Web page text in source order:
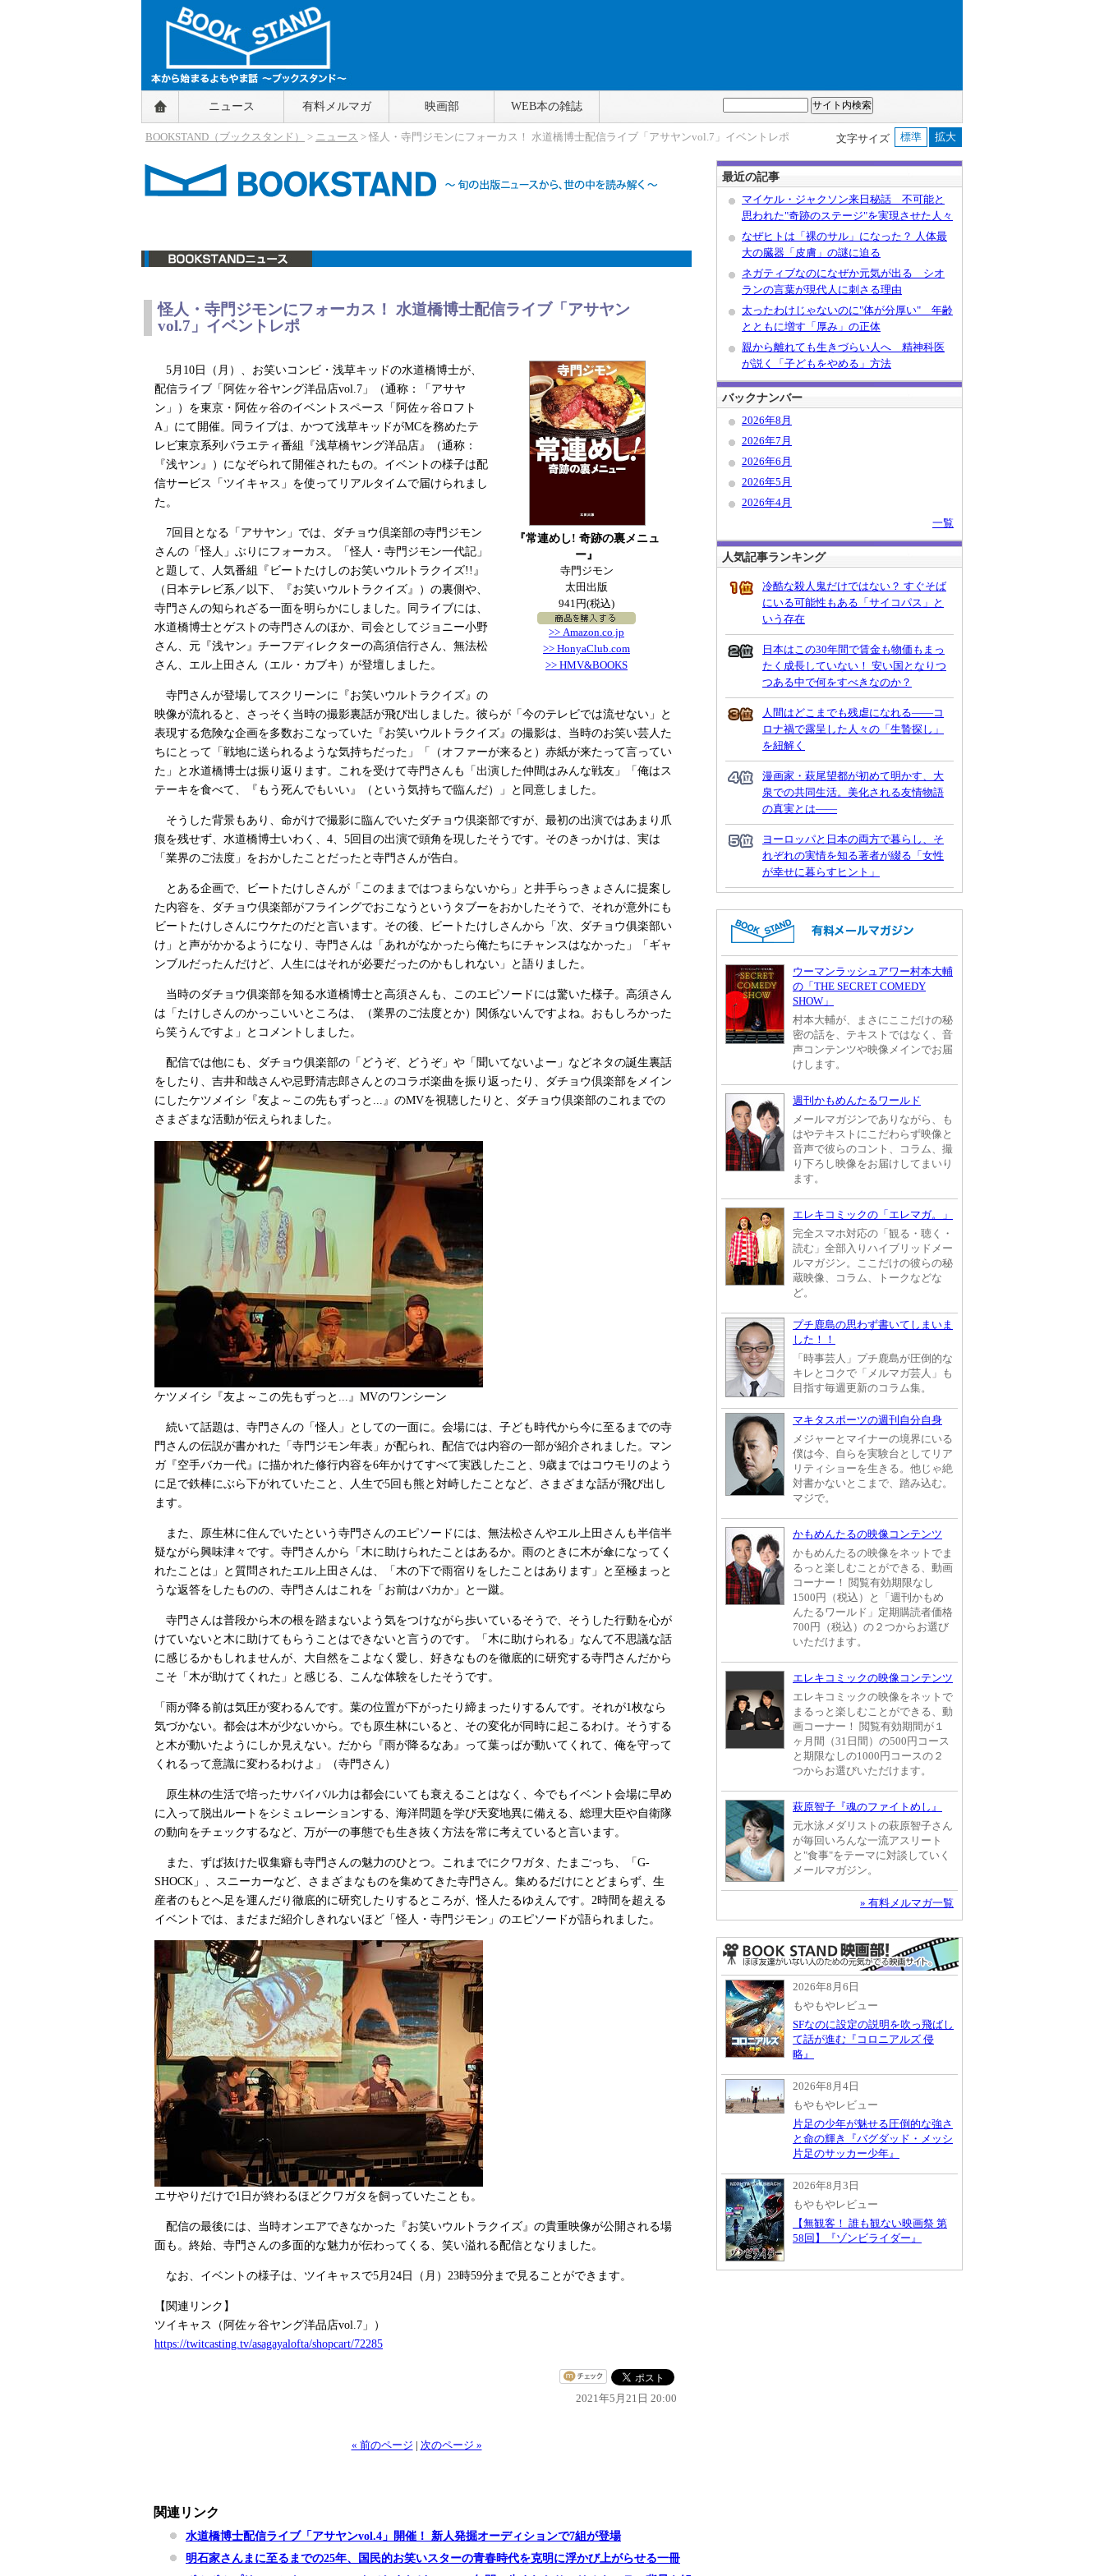
BOOKSTAND（ブックスタンド）
～本から始まるよもやま話～
BOOKSTAND（ブ
ニュース 有料メルマガ 映画部 WEB本の雑誌
文字サイズ 標準 拡大
BOOKSTAND（ブックスタンド） > ニュース > 怪人・寺門ジモンにフォーカス！ 水道橋博士配信ライブ「アサヤンvol.7」イベントレポ
怪人・寺門ジモンにフォーカス！ 水道橋博士配信ライブ「アサヤン
vol.7」イベントレポ
『常連めし! 奇跡の裏メニュ
ー』
寺門ジモン
太田出版
941円(税込)
>> Amazon.co.jp
>> HonyaClub.com
>> HMV&BOOKS
5月10日（月）、お笑いコンビ・浅草キッドの水道橋博士が、
配信ライブ「阿佐ヶ谷ヤング洋品店vol.7」（通称：「アサヤ
ン」）を東京・阿佐ヶ谷のイベントスペース「阿佐ヶ谷ロフト
A」にて開催。同ライブは、かつて浅草キッドがMCを務めたテ
レビ東京系列バラエティ番組『浅草橋ヤング洋品店』（通称：
『浅ヤン』）になぞられて開催されたもの。イベントの様子は配
信サービス「ツイキャス」を使ってリアルタイムで届けられまし
た。
7回目となる「アサヤン」では、ダチョウ倶楽部の寺門ジモン
さんの「怪人」ぶりにフォーカス。「怪人・寺門ジモン一代記」
と題して、人気番組『ビートたけしのお笑いウルトラクイズ!!』
（日本テレビ系／以下、『お笑いウルトラクイズ』）の裏側や、
寺門さんの知られざる一面を明らかにしました。同ライブには、
水道橋博士とゲストの寺門さんのほか、司会としてジョニー小野
さん、元『浅ヤン』チーフディレクターの高須信行さん、無法松
さん、エル上田さん（エル・カブキ）が登壇しました。
寺門さんが登場してスクリーンに『お笑いウルトラクイズ』の
映像が流れると、さっそく当時の撮影裏話が飛び出しました。彼らが「今のテレビでは流せない」と
表現する危険な企画を多数おこなっていた『お笑いウルトラクイズ』の撮影は、当時のお笑い芸人た
ちにとって「戦地に送られるような気持ちだった」「（オファーが来ると）赤紙が来たって言ってい
た」と水道橋博士は振り返ります。これを受けて寺門さんも「出演した仲間はみんな戦友」「俺はス
テーキを食べて、『もう死んでもいい』（という気持ちで臨んだ）」と同意しました。
そうした背景もあり、命がけで撮影に臨んでいたダチョウ倶楽部ですが、最初の出演ではあまり爪
痕を残せず、水道橋博士いわく、4、5回目の出演で頭角を現したそうです。そのきっかけは、実は
「業界のご法度」をおかしたことだったと寺門さんが告白。
とある企画で、ビートたけしさんが「このままではつまらないから」と井手らっきょさんに提案し
た内容を、ダチョウ倶楽部がフライングでおこなうというタブーをおかしたそうで、それが意外にも
ビートたけしさんにウケたのだと言います。その後、ビートたけしさんから「次、ダチョウ俱楽部い
け」と声がかかるようになり、寺門さんは「あれがなかったら俺たちにチャンスはなかった」「ギャ
ンブルだったんだけど、人生にはそれが必要だったのかもしれない」と語りました。
当時のダチョウ俱楽部を知る水道橋博士と高須さんも、このエピソードには驚いた様子。高須さん
は「たけしさんのかっこいいところは、（業界のご法度とか）関係ないんですよね。おもしろかった
ら笑うんですよ」とコメントしました。
配信では他にも、ダチョウ俱楽部の「どうぞ、どうぞ」や「聞いてないよー」などネタの誕生裏話
をしたり、吉井和哉さんや忌野清志郎さんとのコラボ楽曲を振り返ったり、ダチョウ倶楽部をメイン
にしたケツメイシ『友よ～この先もずっと...』のMVを視聴したりと、ダチョウ倶楽部のこれまでの
さまざまな活動が伝えられました。
ケツメイシ『友よ～この先もずっと...』MVのワンシーン
続いて話題は、寺門さんの「怪人」としての一面に。会場には、子ども時代から今に至るまでの寺
門さんの伝説が書かれた「寺門ジモン年表」が配られ、配信では内容の一部が紹介されました。マン
ガ『空手バカ一代』に描かれた修行内容を6年かけてすべて実践したこと、9歳まではコウモリのよう
に足で鉄棒にぶら下がれていたこと、人生で5回も熊と対峙したことなど、さまざまな話が飛び出し
ます。
また、原生林に住んでいたという寺門さんのエピソードには、無法松さんやエル上田さんも半信半
疑ながら興味津々です。寺門さんから「木に助けられたことはあるか。雨のときに木が傘になってく
れたことは」と質問されたエル上田さんは、「木の下で雨宿りをしたことはあります」と至極まっと
うな返答をしたものの、寺門さんはこれを「お前はバカか」と一蹴。
寺門さんは普段から木の根を踏まないよう気をつけながら歩いているそうで、そうした行動を心が
けていないと木に助けてもらうことはできないと言うのです。「木に助けられる」なんて不思議な話
に感じるかもしれませんが、大自然をこよなく愛し、好きなものを徹底的に研究する寺門さんだから
こそ「木が助けてくれた」と感じる、こんな体験をしたそうです。
「雨が降る前は気圧が変わるんです。葉の位置が下がったり締まったりするんです。それが1枚なら
気づかない。都会は木が少ないから。でも原生林にいると、その変化が同時に起こるわけ。そうする
と木が動いたようにしか見えない。だから『雨が降るなあ』って葉っぱが動いてくれて、俺を守って
くれるって意識に変わるわけよ」（寺門さん）
原生林の生活で培ったサバイバル力は都会にいても衰えることはなく、今でもイベント会場に早め
に入って脱出ルートをシミュレーションする、海洋問題を学び天変地異に備える、総理大臣や自衛隊
の動向をチェックするなど、万が一の事態でも生き抜く方法を常に考えていると言います。
また、ずば抜けた収集癖も寺門さんの魅力のひとつ。これまでにクワガタ、たまごっち、「G-
SHOCK」、スニーカーなど、さまざまなものを集めてきた寺門さん。集めるだけにとどまらず、生
産者のもとへ足を運んだり徹底的に研究したりするところが、怪人たるゆえんです。2時間を超える
イベントでは、まだまだ紹介しきれないほど「怪人・寺門ジモン」のエピソードが語られました。
エサやりだけで1日が終わるほどクワガタを飼っていたことも。
配信の最後には、当時オンエアできなかった『お笑いウルトラクイズ』の貴重映像が公開される場
面も。終始、寺門さんの多面的な魅力が伝わってくる、笑い溢れる配信となりました。
なお、イベントの様子は、ツイキャスで5月24日（月）23時59分まで見ることができます。
【関連リンク】
ツイキャス（阿佐ヶ谷ヤング洋品店vol.7」）
https://twitcasting.tv/asagayalofta/shopcart/72285
2021年5月21日 20:00
« 前のページ | 次のページ »
関連リンク
水道橋博士配信ライブ「アサヤンvol.4」開催！ 新人発掘オーディションで7組が登場
明石家さんまに至るまでの25年、国民的お笑いスターの青春時代を克明に浮かび上がらせる一冊
最近の記事
マイケル・ジャクソン来日秘話 不可能と
思われた"奇跡のステージ"を実現させた人々
なぜヒトは「裸のサル」になった？ 人体最
大の臓器「皮膚」の謎に迫る
ネガティブなのになぜか元気が出る シオ
ランの言葉が現代人に刺さる理由
太ったわけじゃないのに"体が分厚い" 年齢
とともに増す「厚み」の正体
親から離れても生きづらい人へ 精神科医
が説く「子どもをやめる」方法
バックナンバー
2026年8月
2026年7月
2026年6月
2026年5月
2026年4月
一覧
人気記事ランキング
冷酷な殺人鬼だけではない？ すぐそば
にいる可能性もある「サイコパス」と
いう存在
日本はこの30年間で賃金も物価もまっ
たく成長していない！ 安い国となりつ
つある中で何をすべきなのか？
人間はどこまでも残虐になれる――コ
ロナ禍で露呈した人々の「生贄探し」
を紐解く
漫画家・萩尾望都が初めて明かす、大
泉での共同生活。美化される友情物語
の真実とは――
ヨーロッパと日本の両方で暮らし、そ
れぞれの実情を知る著者が綴る「女性
が幸せに暮らすヒント」
ウーマンラッシュアワー村本大輔
の「THE SECRET COMEDY
SHOW」
村本大輔が、まさにここだけの秘
密の話を、テキストではなく、音
声コンテンツや映像メインでお届
けします。
週刊かもめんたるワールド
メールマガジンでありながら、も
はやテキストにこだわらず映像と
音声で彼らのコント、コラム、撮
り下ろし映像をお届けしてまいり
ます。
エレキコミックの「エレマガ。」
完全スマホ対応の「観る・聴く・
読む」全部入りハイブリッドメー
ルマガジン。ここだけの彼らの秘
蔵映像、コラム、トークなどな
ど。
プチ鹿島の思わず書いてしまいま
した！！
「時事芸人」プチ鹿島が圧倒的な
キレとコクで「メルマガ芸人」も
目指す毎週更新のコラム集。
マキタスポーツの週刊自分自身
メジャーとマイナーの境界にいる
僕は今、自らを実験台としてリア
リティショーを生きる。他じゃ絶
対書かないとこまで、踏み込む。
マジで。
かもめんたるの映像コンテンツ
かもめんたるの映像をネットでま
るっと楽しむことができる、動画
コーナー！ 閲覧有効期限なし
1500円（税込）と「週刊かもめ
んたるワールド」定期購読者価格
700円（税込）の２つからお選び
いただけます。
エレキコミックの映像コンテンツ
エレキコミックの映像をネットで
まるっと楽しむことができる、動
画コーナー！ 閲覧有効期間が１
ヶ月間（31日間）の500円コース
と期限なしの1000円コースの２
つからお選びいただけます。
萩原智子『魂のファイトめし』
元水泳メダリストの萩原智子さん
が毎回いろんな一流アスリート
と"食事"をテーマに対談していく
メールマガジン。
» 有料メルマガ一覧
2026年8月6日
もやもやレビュー
SFなのに設定の説明を吹っ飛ばし
て話が進む『コロニアルズ 侵
略』
2026年8月4日
もやもやレビュー
片足の少年が魅せる圧倒的な強さ
と命の輝き『バグダッド・メッシ
片足のサッカー少年』
2026年8月3日
もやもやレビュー
【無観客！ 誰も観ない映画祭 第
58回】『ゾンビライダー』